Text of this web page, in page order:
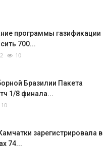
программы газификации
700...
10
Бразилии Пакета
1/8 финала...
10
зарегистрировала в
74...